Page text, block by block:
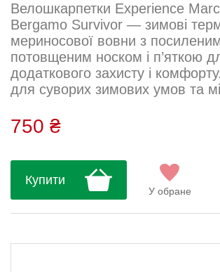
Велошкарпетки Experience
Bergamo Survivor — зимові
мериносової вовни з посиленим
потовщеним носком і п’яткою
додаткового захисту і
для суворих зимових умов та
Склад: 50% мериносова вовна,
акрил...
750 ₴
Купити
У обране